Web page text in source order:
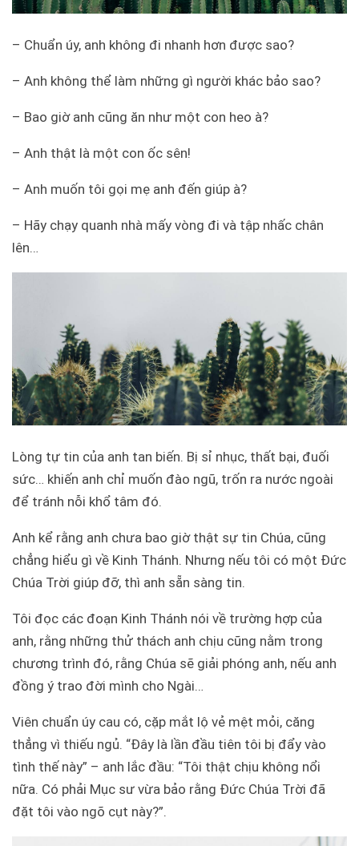
– Chuẩn úy, anh không đi nhanh hơn được sao?
– Anh không thể làm những gì người khác bảo sao?
– Bao giờ anh cũng ăn như một con heo à?
– Anh thật là một con ốc sên!
– Anh muốn tôi gọi mẹ anh đến giúp à?
– Hãy chạy quanh nhà mấy vòng đi và tập nhấc chân
lên…
Lòng tự tin của anh tan biến. Bị sỉ nhục, thất bại, đuối
sức… khiến anh chỉ muốn đào ngũ, trốn ra nước ngoài
để tránh nỗi khổ tâm đó.
Anh kể rằng anh chưa bao giờ thật sự tin Chúa, cũng
chẳng hiểu gì về Kinh Thánh. Nhưng nếu tôi có một Đức
Chúa Trời giúp đỡ, thì anh sẵn sàng tin.
Tôi đọc các đoạn Kinh Thánh nói về trường hợp của
anh, rằng những thử thách anh chịu cũng nằm trong
chương trình đó, rằng Chúa sẽ giải phóng anh, nếu anh
đồng ý trao đời mình cho Ngài…
Viên chuẩn úy cau có, cặp mắt lộ vẻ mệt mỏi, căng
thẳng vì thiếu ngủ. “Đây là lần đầu tiên tôi bị đẩy vào
tình thế này” – anh lắc đầu: “Tôi thật chịu không nổi
nữa. Có phải Mục sư vừa bảo rằng Đức Chúa Trời đã
đặt tôi vào ngõ cụt này?”.